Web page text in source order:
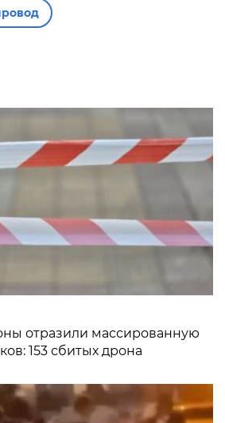
отразили массированную
153 сбитых дрона